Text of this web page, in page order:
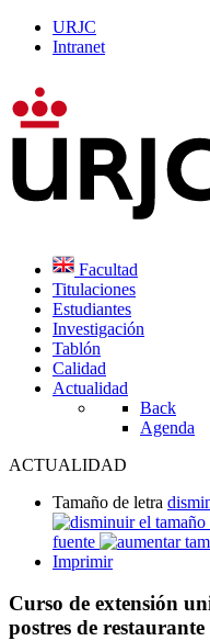
URJC
Intranet
Facultad
Titulaciones
Estudiantes
Investigación
Tablón
Calidad
Actualidad
Back
Agenda
ACTUALIDAD
Tamaño de letra
fuente
Imprimir
Curso de extensión
postres de restaurante